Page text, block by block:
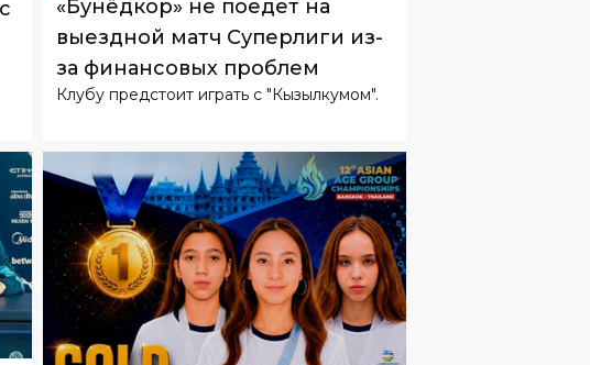
СПОРТ 31 .07 2026
«Бунёдкор» не поедет на
выездной матч Суперлиги из-
за финансовых проблем